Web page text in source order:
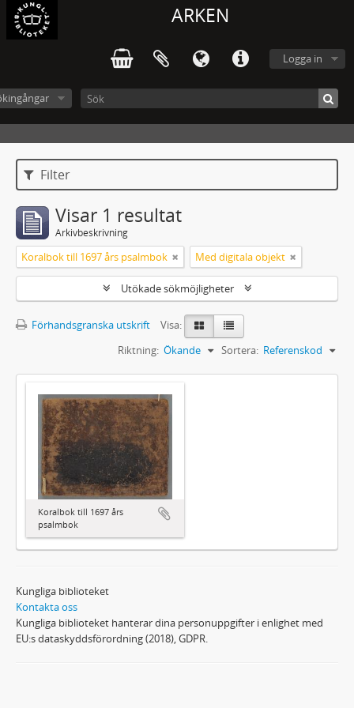
ARKEN
Logga in
Filter
Visar 1 resultat
Arkivbeskrivning
Koralbok till 1697 års psalmbok Med digitala objekt
Utökade sökmöjligheter
Förhandsgranska utskrift
Visa:
Sortera: Referenskod
Riktning: Ökande
Koralbok till 1697 års
psalmbok
Kungliga biblioteket
Kontakta oss
Kungliga biblioteket hanterar dina personuppgifter i enlighet med
EU:s dataskyddsförordning (2018), GDPR.